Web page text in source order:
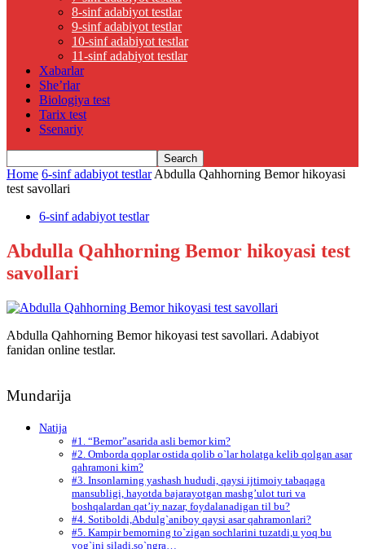
8-sinf adabiyot testlar
9-sinf adabiyot testlar
10-sinf adabiyot testlar
11-sinf adabiyot testlar
Xabarlar
She’rlar
Biologiya test
Tarix test
Ssenariy
Home 6-sinf adabiyot testlar Abdulla Qahhorning Bemor hikoyasi
test savollari
6-sinf adabiyot testlar
Abdulla Qahhorning Bemor hikoyasi test
savollari
Abdulla Qahhorning Bemor hikoyasi test savollari. Adabiyot
fanidan online testlar.
Mundarija
Natija
#1. “Bemor”asarida asli bemor kim?
#2. Omborda qoplar ostida qolib o`lar holatga kelib qolgan asar
qahramoni kim?
#3. Insonlarning yashash hududi, qaysi ijtimoiy tabaqaga
mansubligi, hayotda bajarayotgan mashg’ulot turi va
boshqalardan qat’iy nazar, foydalanadigan til bu?
#4. Sotiboldi,Abdulg`aniboy qaysi asar qahramonlari?
#5. Kampir bemorning to`zigan sochlarini tuzatdi,u yoq bu
yog`ini siladi,so`ngra…